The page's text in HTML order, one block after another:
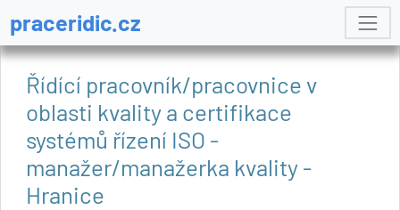
praceridic.cz
Řídící pracovník/pracovnice v
oblasti kvality a certifikace
systémů řízení ISO -
manažer/manažerka kvality -
Hranice